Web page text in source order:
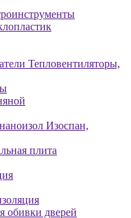
Тепловентиляторы,
Изоспан,
плита